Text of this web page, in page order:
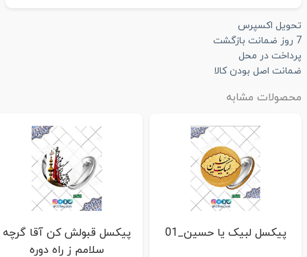
تحویل اکسپرس
7 روز ضمانت بازگشت
پرداخت در محل
ضمانت اصل بودن کالا
محصولات مشابه
پیکسل لبیک یا حسین_01
پیکسل قبولش کن آقا گرچه
سلامم ز راه دوره